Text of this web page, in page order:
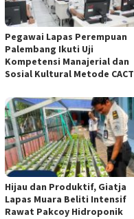
Pegawai Lapas Perempuan
Palembang Ikuti Uji
Kompetensi Manajerial dan
Sosial Kultural Metode CACT
Hijau dan Produktif, Giatja
Lapas Muara Beliti Intensif
Rawat Pakcoy Hidroponik